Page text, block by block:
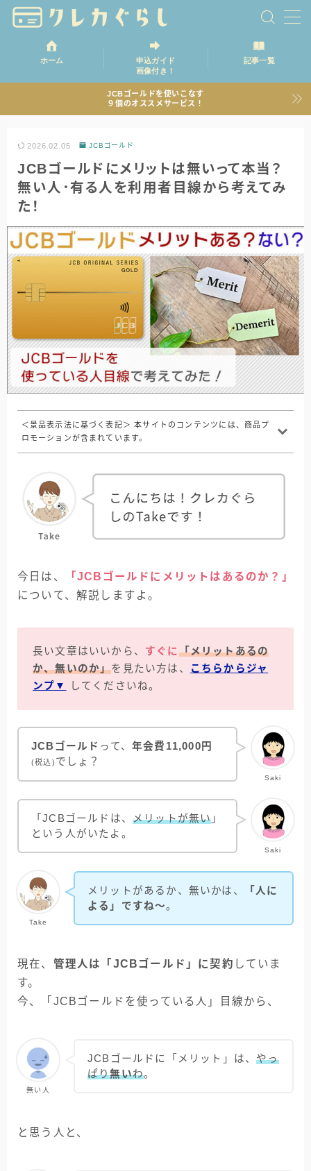
ホーム
申込ガイド
画像付き！
記事一覧
JCBゴールドを使いこなす
９個のオススメサービス！
2026.02.05 JCBゴールド
JCBゴールドにメリットは無いって本当？
無い人･有る人を利用者目線から考えてみ
た！
＜景品表示法に基づく表記＞ 本サイトのコンテンツには、商品プ
ロモーションが含まれています。
今日は、
「JCBゴールドにメリットはあるのか？」
について、解説しますよ。
長い文章はいいから、 すぐに 「メリットあるの
か、無いのか」を見たい方は、
こちらからジャ
ンプ▼
してくださいね。
Saki
JCBゴールド って、年会費11,000円
(税込) でしょ？
Saki
「JCBゴールドは、 メリットが無い 」
という人がいたよ。
Take
メリットがあるか、無いかは、
「人に
よる」ですね～。
現在、 管理人は「JCBゴールド」に契約 していま
す。
今、「JCBゴールドを使っている人」目線から、
無い人
JCBゴールドに「メリット」は、やっ
ぱり無いわ。
と思う人と、